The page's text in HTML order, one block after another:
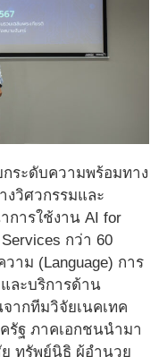
ระดับความพร้อมทาง
งวิศวกรรมและ
การใช้งาน AI for
กว่า 60
าม (Language) การ
ละบริการด้าน
ากทีมวิจัยเนคเทค
รัฐ ภาคเอกชนนำมา
ทรัพย์นิธิ ผู้อำนวย